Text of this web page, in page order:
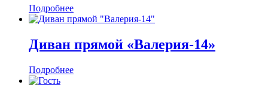
Подробнее
Диван прямой «Валерия-14»
Подробнее